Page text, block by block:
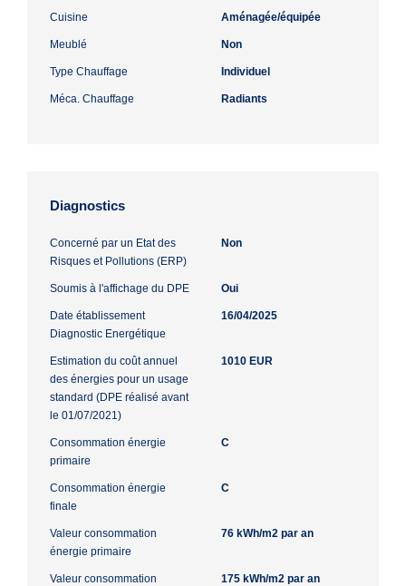
Cuisine Aménagée/équipée
Meublé Non
Type Chauffage Individuel
Méca. Chauffage Radiants
Diagnostics
Concerné par un Etat des
Risques et Pollutions (ERP)
Non
Soumis à l'affichage du DPE Oui
Date établissement
Diagnostic Energétique
16/04/2025
Estimation du coût annuel
des énergies pour un usage
standard (DPE réalisé avant
le 01/07/2021)
1010 EUR
Consommation énergie
primaire
C
Consommation énergie
finale
C
Valeur consommation
énergie primaire
76 kWh/m2 par an
Valeur consommation
175 kWh/m2 par an